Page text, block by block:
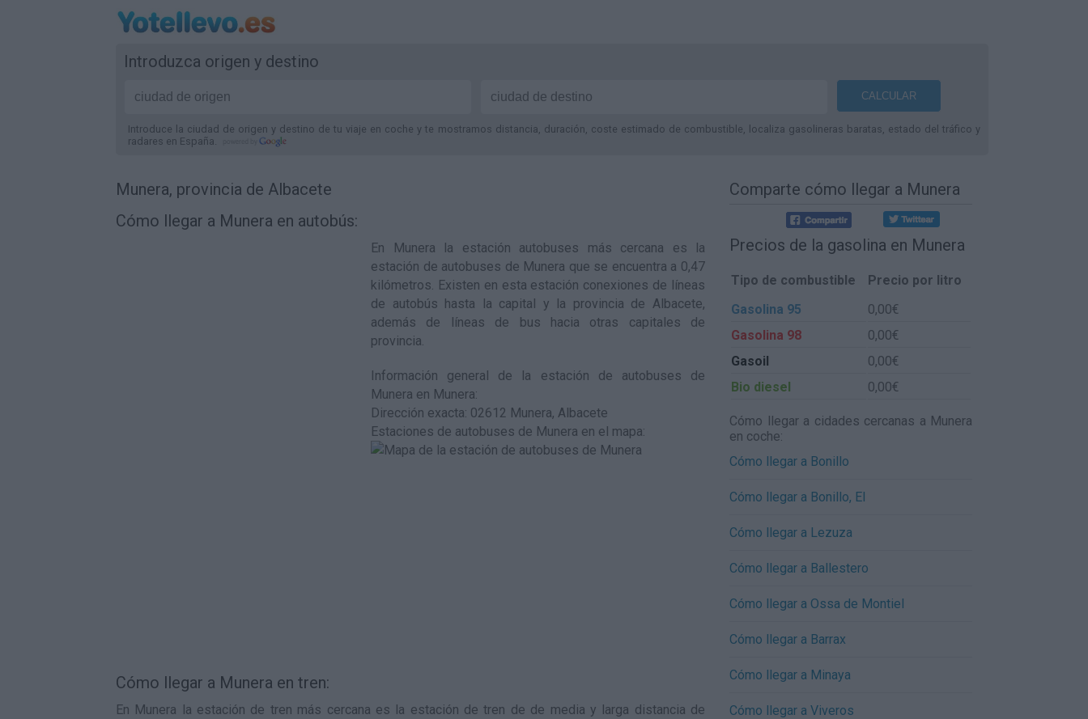
Introduzca origen y destino
Introduce la ciudad de origen y destino de tu viaje en coche y te mostramos distancia, duración, coste estimado de combustible, localiza gasolineras baratas, estado del tráfico y
radares en España.
Munera, provincia de Albacete
Cómo llegar a Munera en autobús:
En Munera la estación autobuses más cercana es la
estación de autobuses de Munera que se encuentra a 0,47
kilómetros. Existen en esta estación conexiones de líneas
de autobús hasta la capital y la provincia de Albacete,
además de líneas de bus hacia otras capitales de
provincia.
Información general de la estación de autobuses de
Munera en Munera:
Dirección exacta: 02612 Munera, Albacete
Estaciones de autobuses de Munera en el mapa:
Cómo llegar a Munera en tren:
En Munera la estación de tren más cercana es la estación de tren de de media y larga distancia de
Comparte cómo llegar a Munera
Precios de la gasolina en Munera
Tipo de combustible
Precio por litro
Gasolina 95
0,00€
Gasolina 98
0,00€
Gasoil
0,00€
Bio diesel
0,00€
Cómo llegar a cidades cercanas a Munera
en coche:
Cómo llegar a Bonillo
Cómo llegar a Bonillo, El
Cómo llegar a Lezuza
Cómo llegar a Ballestero
Cómo llegar a Ossa de Montiel
Cómo llegar a Barrax
Cómo llegar a Minaya
Cómo llegar a Viveros